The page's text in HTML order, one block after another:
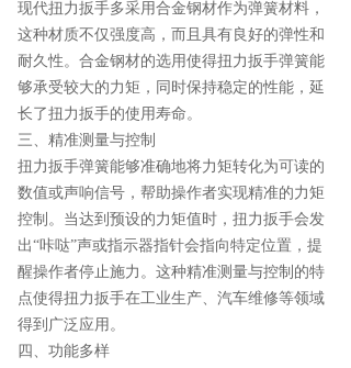
现代扭力扳手多采用合金钢材作为弹簧材料，
这种材质不仅强度高，而且具有良好的弹性和
耐久性。合金钢材的选用使得扭力扳手弹簧能
够承受较大的力矩，同时保持稳定的性能，延
长了扭力扳手的使用寿命。
三、精准测量与控制
扭力扳手弹簧能够准确地将力矩转化为可读的
数值或声响信号，帮助操作者实现精准的力矩
控制。当达到预设的力矩值时，扭力扳手会发
出“咔哒”声或指示器指针会指向特定位置，提
醒操作者停止施力。这种精准测量与控制的特
点使得扭力扳手在工业生产、汽车维修等领域
得到广泛应用。
四、功能多样